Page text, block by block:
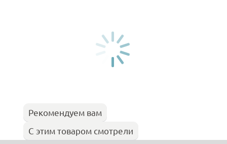
Рекомендуем вам
С этим товаром смотрели